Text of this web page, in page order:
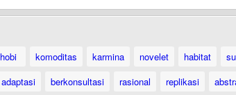
hobi komoditas karmina novelet habitat
adaptasi berkonsultasi rasional replikasi